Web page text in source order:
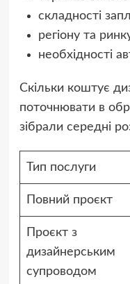
складності
регіону та
необхідності
Скільки коштує
поточнювати в
зібрали середні
Тип послуги
Повний проєкт
Проєкт з
дизайнерським
супроводом